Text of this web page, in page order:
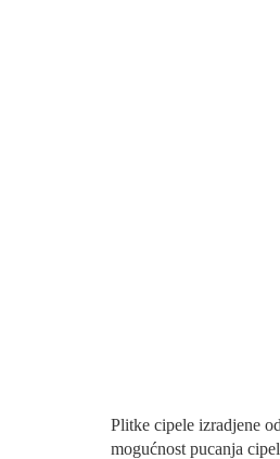
Plitke cipele izradjene
mogućnost pucanja